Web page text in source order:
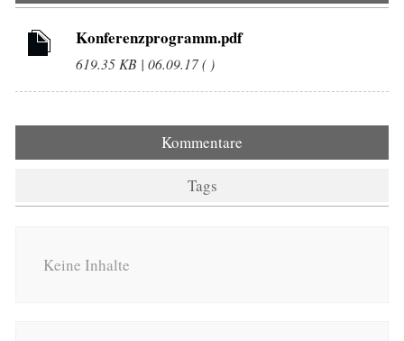
Konferenzprogramm.pdf
619.35 KB | 06.09.17 ( )
Kommentare
Tags
Keine Inhalte